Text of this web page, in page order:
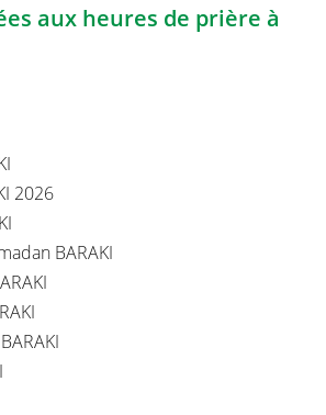
aux heures de prière à
2026
BARAKI